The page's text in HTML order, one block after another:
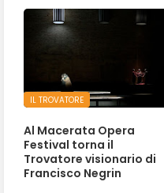
IL TROVATORE
Al Macerata Opera
Festival torna il
Trovatore visionario di
Francisco Negrin